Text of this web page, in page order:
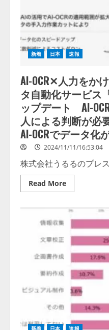
代
の
デ
ー
タ
活
用
ビ
ナ
ー
～
デ
ー
タ
を
価
値
に
変
え
る！
誰
も
が
践
で
る
AI
活
用
で
性
デ
ー
タ
分
析
ら
新着 日本 速報
AI-OCR✕人力をか
タ自動化サービス
ップデート AI-
人による判断が必
AI-OCRでデータ化
2024/11/11/16:53:04
株式会社うるるのプレ
Read MoreRead
more
OCR✕
人
力
か
け
合
わ
せ
SaaS
型
デ
ー
タ
自
動
新着 日本 速報